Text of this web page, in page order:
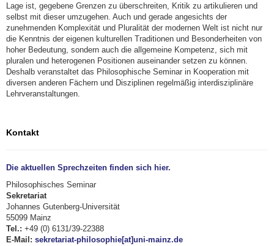
Lage ist, gegebene Grenzen zu überschreiten, Kritik zu artikulieren und
selbst mit dieser umzugehen. Auch und gerade angesichts der
zunehmenden Komplexität und Pluralität der modernen Welt ist nicht nur
die Kenntnis der eigenen kulturellen Traditionen und Besonderheiten von
hoher Bedeutung, sondern auch die allgemeine Kompetenz, sich mit
pluralen und heterogenen Positionen auseinander setzen zu können.
Deshalb veranstaltet das Philosophische Seminar in Kooperation mit
diversen anderen Fächern und Disziplinen regelmäßig interdisziplinäre
Lehrveranstaltungen.
Kontakt
Die aktuellen Sprechzeiten finden sich hier.
Philosophisches Seminar
Sekretariat
Johannes Gutenberg-Universität
55099 Mainz
Tel.: +49 (0) 6131/39-22388
E-Mail: sekretariat-philosophie[at]uni-mainz.de